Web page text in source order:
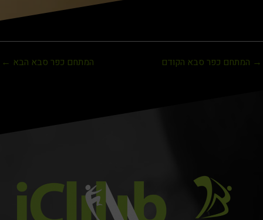
→ המתחם כפר סבא הקודם המתחם כפר סבא הבא ←